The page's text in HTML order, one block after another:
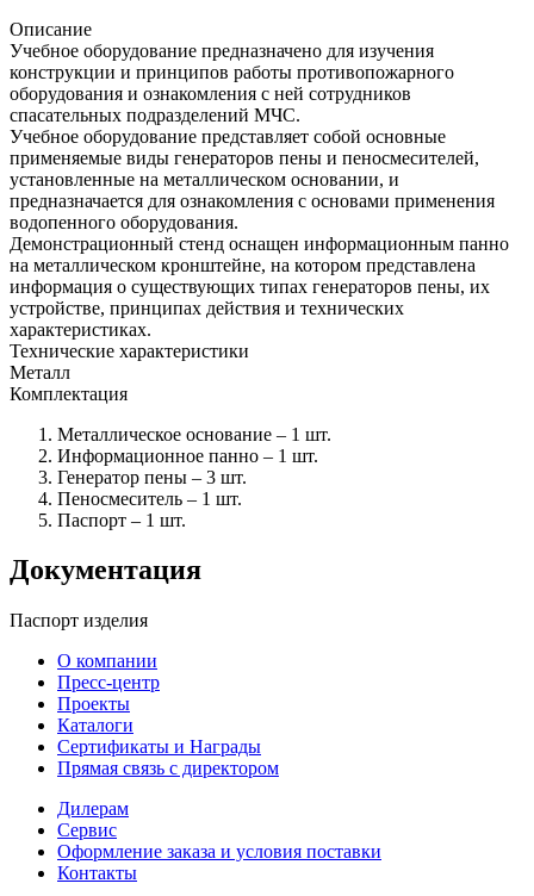
Описание
Учебное оборудование предназначено для изучения
конструкции и принципов работы противопожарного
оборудования и ознакомления с ней сотрудников
спасательных подразделений МЧС.
Учебное оборудование представляет собой основные
применяемые виды генераторов пены и пеносмесителей,
установленные на металлическом основании, и
предназначается для ознакомления с основами применения
водопенного оборудования.
Демонстрационный стенд оснащен информационным панно
на металлическом кронштейне, на котором представлена
информация о существующих типах генераторов пены, их
устройстве, принципах действия и технических
характеристиках.
Технические характеристики
Металл
Комплектация
Металлическое основание – 1 шт.
Информационное панно – 1 шт.
Генератор пены – 3 шт.
Пеносмеситель – 1 шт.
Паспорт – 1 шт.
Документация
Паспорт изделия
О компании
Пресс-центр
Проекты
Каталоги
Сертификаты и Награды
Прямая связь с директором
Дилерам
Сервис
Оформление заказа и условия поставки
Контакты